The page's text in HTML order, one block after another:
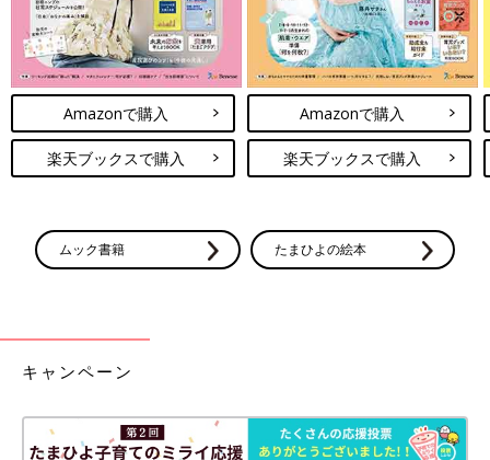
Amazonで購入
楽天ブックスで購入
Amazonで購入
楽天ブックスで購入
ムック書籍 たまひよの絵本
キャンペーン